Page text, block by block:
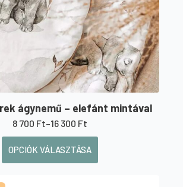
választhatók
ki
ágynemű – elefánt mintával
8 700 Ft–16 300 Ft
Ártartomány:
8
700 Ft
-
OPCIÓK VÁLASZTÁSA
Ennek
a